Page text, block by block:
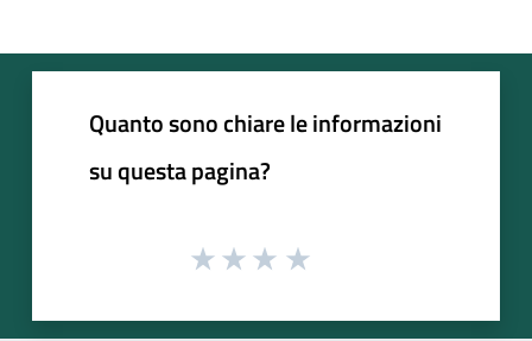
Quanto sono chiare le informazioni
su questa pagina?